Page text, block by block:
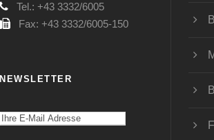
Tel.: +43 3332/6005
Fax: +43 3332/6005-150
NEWSLETTER